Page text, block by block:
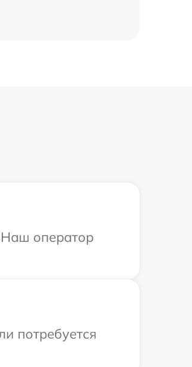
Наш оператор
потребуется